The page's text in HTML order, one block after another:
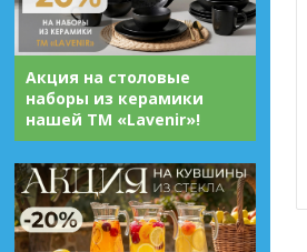
Акция на столовые
наборы из керамики
нашей ТМ «Lavenir»!